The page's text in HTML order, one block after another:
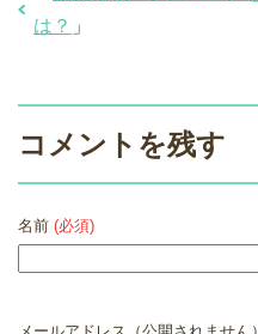
は？ 」
コメントを残す
名前 (必須)